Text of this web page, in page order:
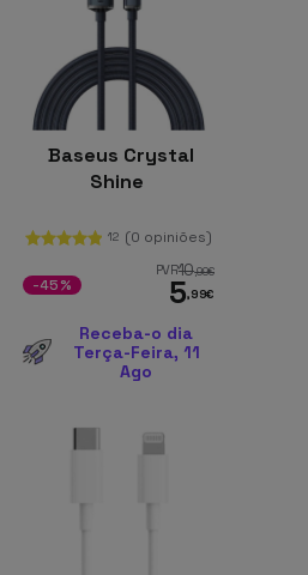
Baseus Crystal
Shine
12 (0 opiniões)
PVR10,99€
5,99€
-45%
Receba-o dia
Terça-Feira, 11
Ago